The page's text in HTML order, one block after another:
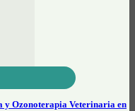
y Ozonoterapia Veterinaria en